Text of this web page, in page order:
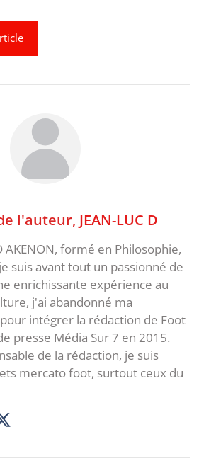
l'auteur, JEAN-LUC D
AKENON, formé en Philosophie,
suis avant tout un passionné de
enrichissante expérience au
j'ai abandonné ma
intégrer la rédaction de Foot
presse Média Sur 7 en 2015.
de la rédaction, je suis
mercato foot, surtout ceux du